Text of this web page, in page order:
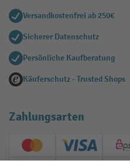
Versandkostenfrei ab 250€
Sicherer Datenschutz
Persönliche Kaufberatung
Käuferschutz - Trusted Shops
Zahlungsarten
Creditcard (Master)
Creditcard